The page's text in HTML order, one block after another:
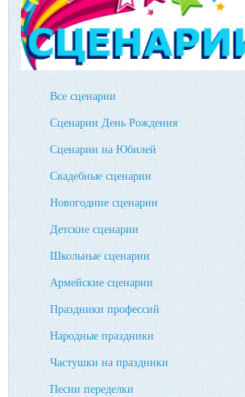
Все сценарии
Сценарии День Рождения
Сценарии на Юбилей
Свадебные сценарии
Новогодние сценарии
Детские сценарии
Школьные сценарии
Армейские сценарии
Праздники профессий
Народные праздники
Частушки на праздники
Песни переделки